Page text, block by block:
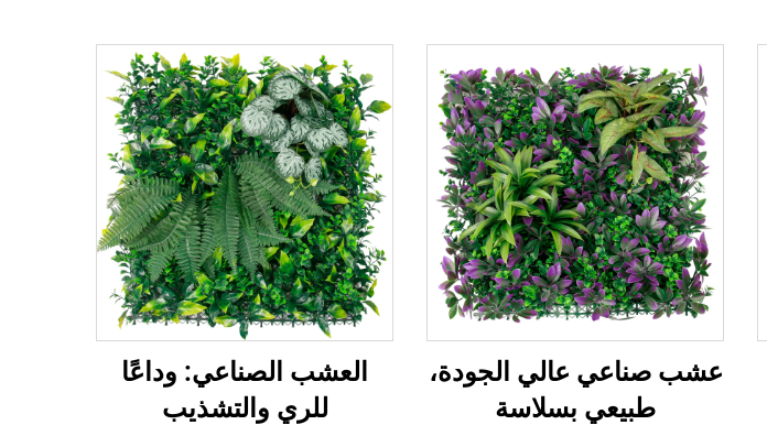
عشب صناعي عالي الجودة،
طبيعي بسلاسة
العشب الصناعي: وداعًا
للري والتشذيب